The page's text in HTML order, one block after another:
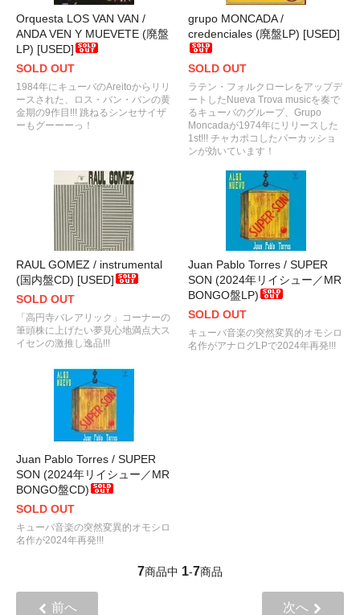
Orquesta LOS VAN VAN /
ANDA VEN Y MUEVETE (廃盤
LP) [USED]
SOLD OUT
1984年にキューバのAreitoからリリ
ースされた、ロス・バン・バンの黄
金期の9作目!!! 跳ねるシンセサイザ
ーもグーーーっ！
grupo MONCADA /
credenciales (廃盤LP) [USED]
SOLD OUT
ラテン・フォルクローレをアップデ
ートしたNueva Trova musicを奏で
るキューバのグループ、Grupo
Moncadaが1974年にリリースした
1st!!! チャカポコしたパーカッショ
ンが効いています！
RAUL GOMEZ / instrumental
(国内盤CD) [USED]
SOLD OUT
「高円寺バレアリック」コーナーの
筆頭株に上げたい夢見心地満点大ス
イセンの激推し逸品!!!
Juan Pablo Torres / SUPER
SON (2024年リイシュー／MR
BONGO盤LP)
SOLD OUT
キューバ音楽の突然変異的オモシロ
名作がアナログLPで2024年再発!!!
Juan Pablo Torres / SUPER
SON (2024年リイシュー／MR
BONGO盤CD)
SOLD OUT
キューバ音楽の突然変異的オモシロ
名作が2024年再発!!!
7商品中 1-7商品
前へ 次へ